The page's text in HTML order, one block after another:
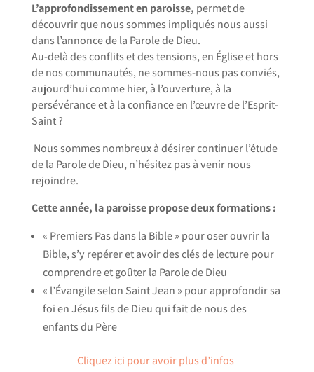
L’approfondissement en paroisse, permet de
découvrir que nous sommes impliqués nous aussi
dans l’annonce de la Parole de Dieu.
Au-delà des conflits et des tensions, en Église et hors
de nos communautés, ne sommes-nous pas conviés,
aujourd’hui comme hier, à l’ouverture, à la
persévérance et à la confiance en l’œuvre de l’Esprit-
Saint ?
Nous sommes nombreux à désirer continuer l’étude
de la Parole de Dieu, n’hésitez pas à venir nous
rejoindre.
Cette année, la paroisse propose deux formations :
« Premiers Pas dans la Bible » pour oser ouvrir la
Bible, s’y repérer et avoir des clés de lecture pour
comprendre et goûter la Parole de Dieu
« l’Évangile selon Saint Jean » pour approfondir sa
foi en Jésus fils de Dieu qui fait de nous des
enfants du Père
Cliquez ici pour avoir plus d’infos